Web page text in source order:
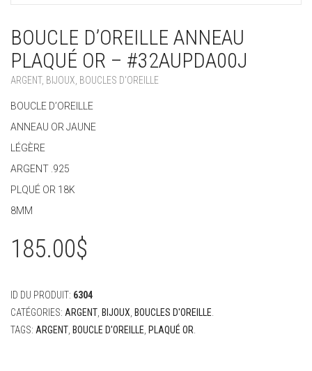
BOUCLE D’OREILLE ANNEAU
PLAQUÉ OR – #32AUPDA00J
ARGENT, BIJOUX BOUCLES D'OREILLE
BOUCLE D’OREILLE
ANNEAU OR JAUNE
LÉGÈRE
ARGENT .925
PLQUÉ OR 18K
8MM
185.00$
ID DU PRODUIT: 6304
CATÉGORIES: ARGENT BIJOUX BOUCLES D'OREILLE
TAGS: ARGENT BOUCLE D'OREILLE PLAQUÉ OR